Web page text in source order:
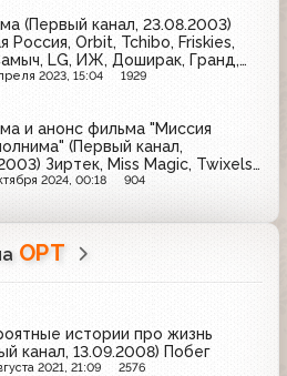
(Первый канал, 23.08.2003)
Россия, Orbit, Tchibo, Friskies,
LG, ИЖ, Доширак, Гранд,
Maggi, Fanta
2023, 15:04 1929
и анонс фильма "Миссия
(Первый канал,
Зиртек, Miss Magic, Twixels,
Jeans, Philips, Золотой ключ,
2024, 00:18 904
ОРТ
истории про жизнь
канал, 13.09.2008) Побег
2021, 21:09 2576